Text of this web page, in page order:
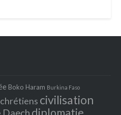
Boko Haram Burkina Faso
chrétiens civilisation